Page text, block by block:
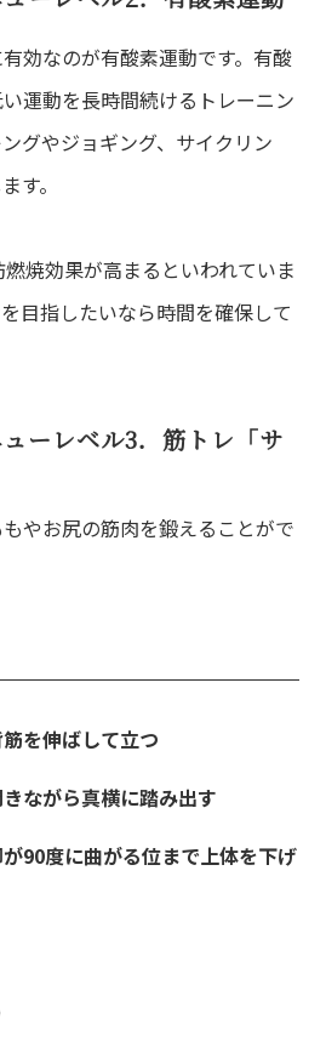
効なのが有酸素運動です。有酸
運動を長時間続けるトレーニン
グやジョギング、サイクリン
す。
焼効果が高まるといわれていま
目指したいなら時間を確保して
ーレベル3．筋トレ「サ
やお尻の筋肉を鍛えることがで
を伸ばして立つ
ながら真横に踏み出す
90度に曲がる位まで上体を下げ